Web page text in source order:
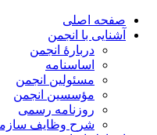
صفحه اصلی
آشنایی با انجمن
دربارۀ انجمن
اساسنامه
مسئولین انجمن
مؤسسین انجمن
روزنامه رسمی
شرح وظایف